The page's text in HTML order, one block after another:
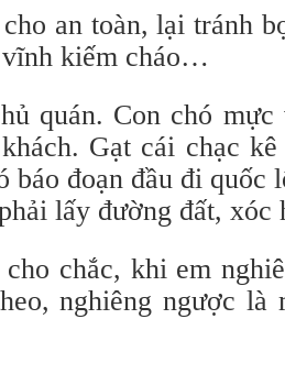
an toàn, lại tránh
kiếm cháo…
quán. Con chó mực
Gạt cái chạc
báo đoạn đầu đi quốc
lấy đường đất, xóc
chắc, khi em
nghiêng ngược là